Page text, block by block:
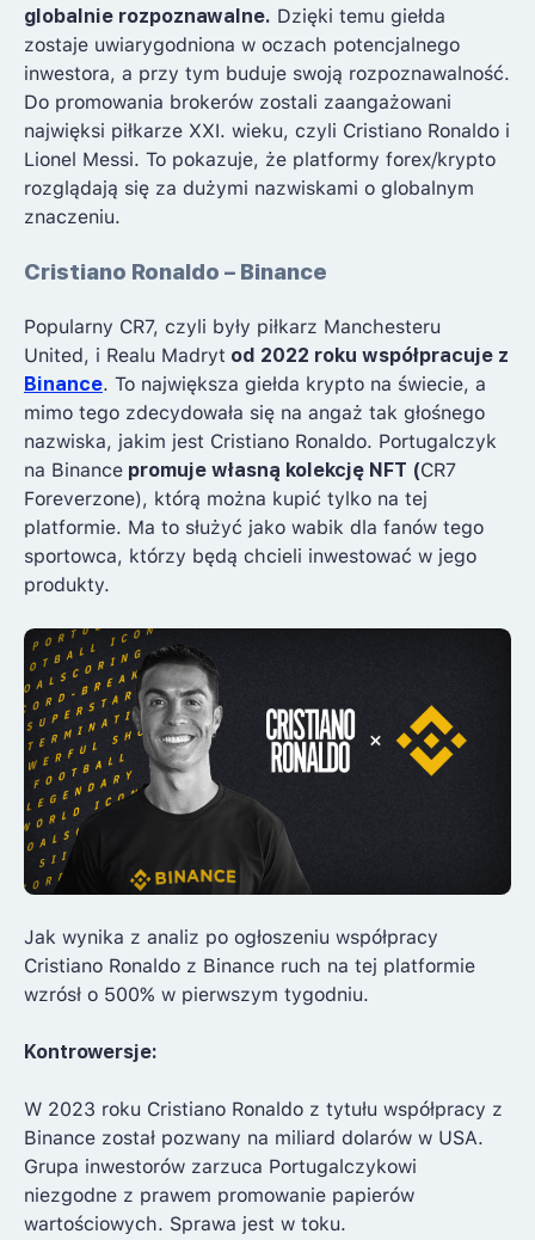
globalnie rozpoznawalne. Dzięki temu giełda
zostaje uwiarygodniona w oczach potencjalnego
inwestora, a przy tym buduje swoją rozpoznawalność.
Do promowania brokerów zostali zaangażowani
najwięksi piłkarze XXI. wieku, czyli Cristiano Ronaldo i
Lionel Messi. To pokazuje, że platformy forex/krypto
rozglądają się za dużymi nazwiskami o globalnym
znaczeniu.
Cristiano Ronaldo – Binance
Popularny CR7, czyli były piłkarz Manchesteru
United, i Realu Madryt od 2022 roku współpracuje z
Binance. To największa giełda krypto na świecie, a
mimo tego zdecydowała się na angaż tak głośnego
nazwiska, jakim jest Cristiano Ronaldo. Portugalczyk
na Binance promuje własną kolekcję NFT (CR7
Foreverzone), którą można kupić tylko na tej
platformie. Ma to służyć jako wabik dla fanów tego
sportowca, którzy będą chcieli inwestować w jego
produkty.
Jak wynika z analiz po ogłoszeniu współpracy
Cristiano Ronaldo z Binance ruch na tej platformie
wzrósł o 500% w pierwszym tygodniu.
Kontrowersje:
W 2023 roku Cristiano Ronaldo z tytułu współpracy z
Binance został pozwany na miliard dolarów w USA.
Grupa inwestorów zarzuca Portugalczykowi
niezgodne z prawem promowanie papierów
wartościowych. Sprawa jest w toku.